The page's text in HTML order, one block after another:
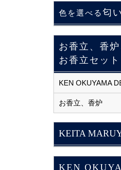
色を選べる 匂
お香立、香炉
お香立セット
KEN OKUYAMA
お香立、香炉
KEITA
KEN